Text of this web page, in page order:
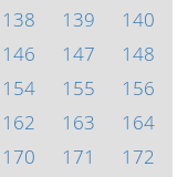
138 139
140
146 147
148
154 155
156
162 163
164
170 171
172